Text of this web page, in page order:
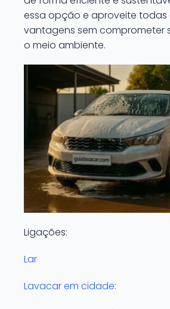
essa opção e aproveite todas
vantagens sem comprometer
o meio ambiente.
Ligações:
Lar
Lavacar em cidade: